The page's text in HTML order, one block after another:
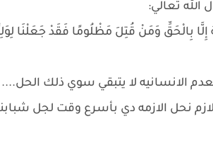
الله تعالي:
إِلَّا بِالْحَقِّ وَمَنْ قُتِلَ مَظْلُومًا فَقَدْ جَعَلْنَا
الانسانيه لا يتبقي سوي ذلك الحل....
نحل الازمه دي بأسرع وقت لجل